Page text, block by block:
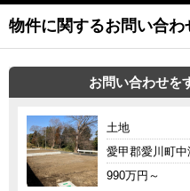
物件に関するお問い合わ
お問い合わせを
土地
愛甲郡愛川町中
990万円～